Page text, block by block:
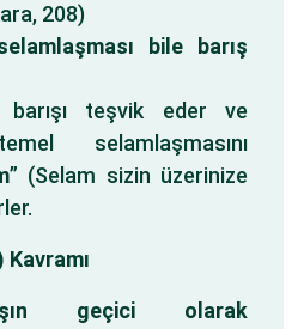
208)
bile barış
teşvik eder ve
selamlaşmasını
” (Selam sizin üzerinize
geçici olarak